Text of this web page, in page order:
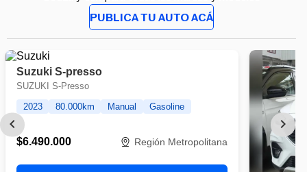
PUBLICA TU AUTO ACÁ